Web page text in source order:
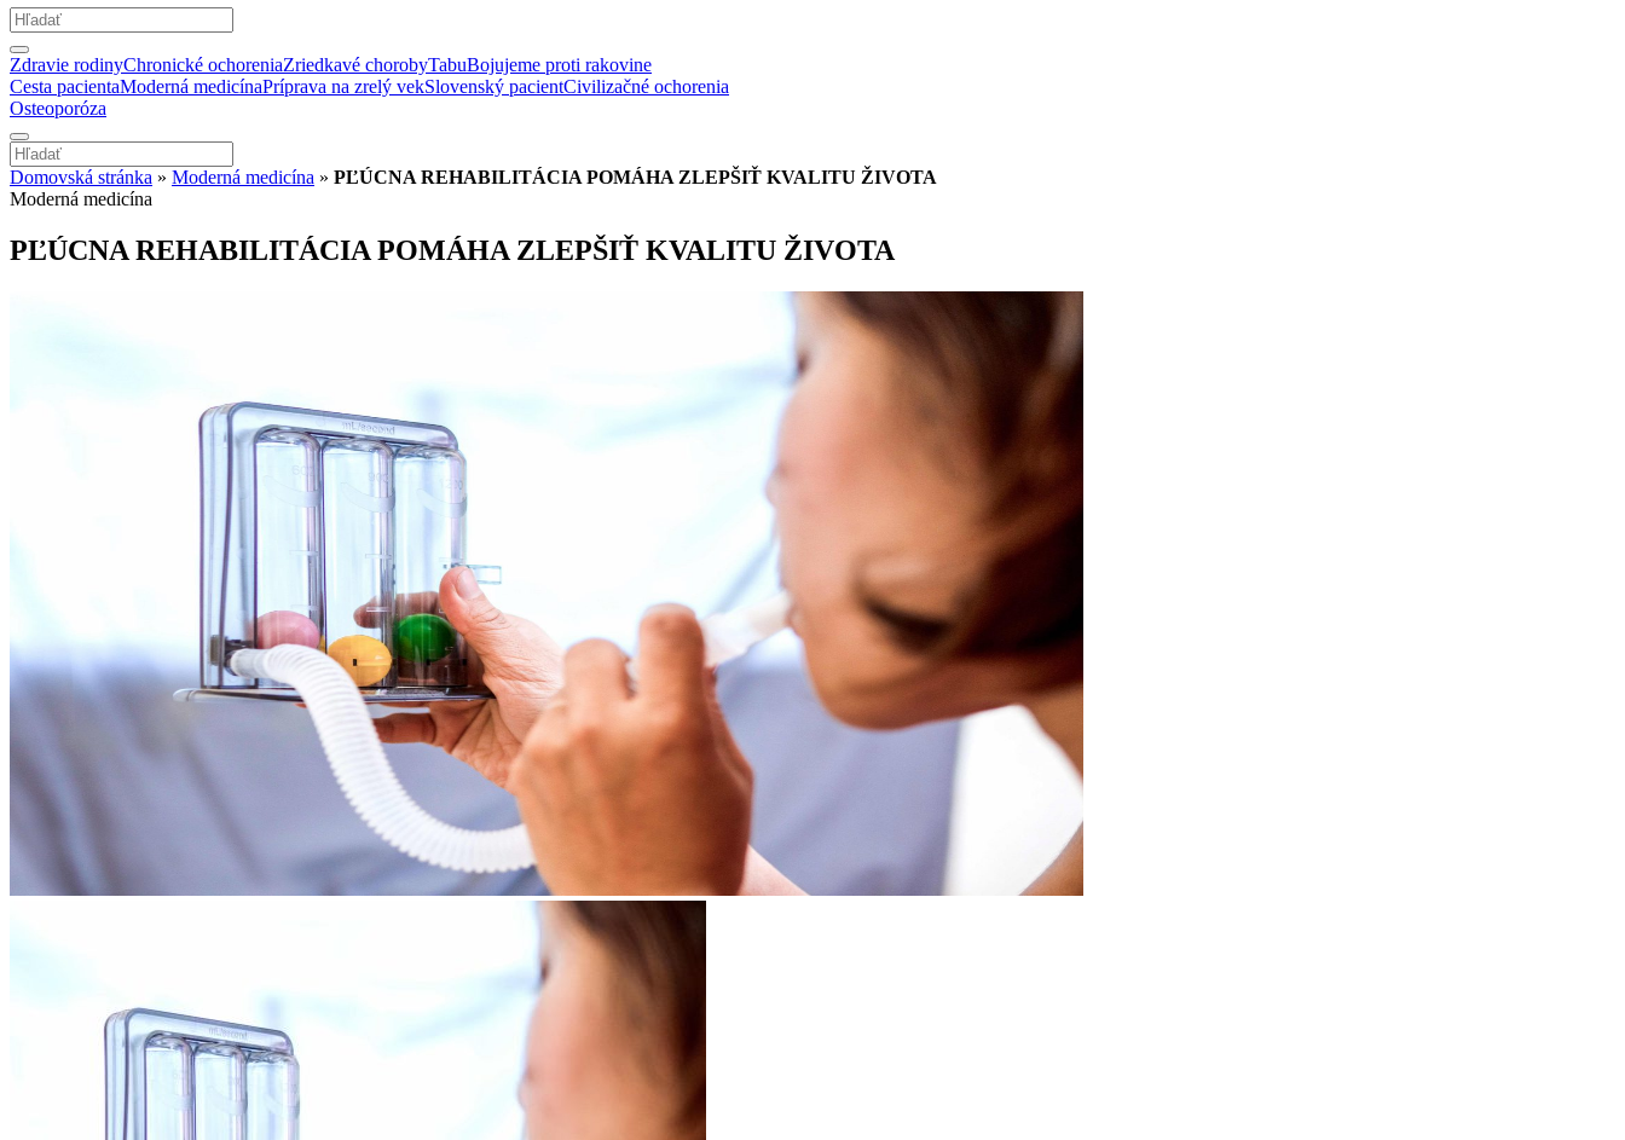
Zdravie rodinyChronické ochoreniaZriedkavé chorobyTabuBojujeme proti rakovine
Cesta pacientaModerná medicínaPríprava na zrelý vekSlovenský pacientCivilizačné ochorenia
Osteoporóza
Domovská stránka » Moderná medicína » PĽÚCNA REHABILITÁCIA POMÁHA ZLEPŠIŤ KVALITU ŽIVOTA
Moderná medicína
PĽÚCNA REHABILITÁCIA POMÁHA ZLEPŠIŤ KVALITU ŽIVOTA